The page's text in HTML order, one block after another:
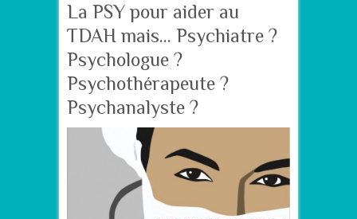
La PSY pour aider au
TDAH mais… Psychiatre ?
Psychologue ?
Psychothérapeute ?
Psychanalyste ?